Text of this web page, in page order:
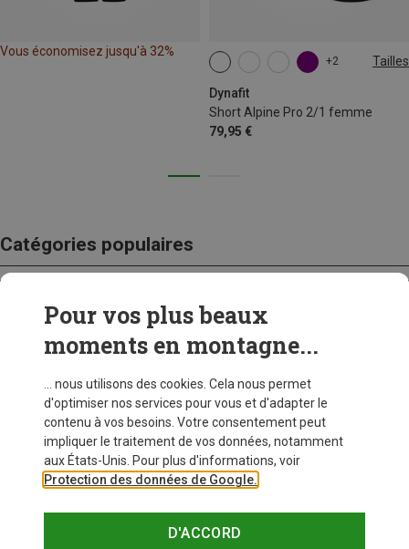
Vous économisez jusqu'à 32%
+2 Tailles
Dynafit
Short Alpine Pro 2/1 femme
79,95 €
XS M
Catégories populaires
CRAMPONS
Pour vos plus beaux
moments en montagne...
... nous utilisons des cookies. Cela nous permet
d'optimiser nos services pour vous et d'adapter le
contenu à vos besoins. Votre consentement peut
impliquer le traitement de vos données, notamment
aux États-Unis. Pour plus d'informations, voir
Protection des données de Google.
D'ACCORD